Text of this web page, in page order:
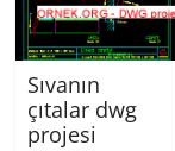
Sıvanın
çıtalar dwg
projesi